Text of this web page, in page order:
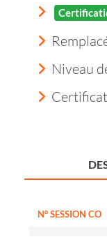
Niveau
N° SESSION CO